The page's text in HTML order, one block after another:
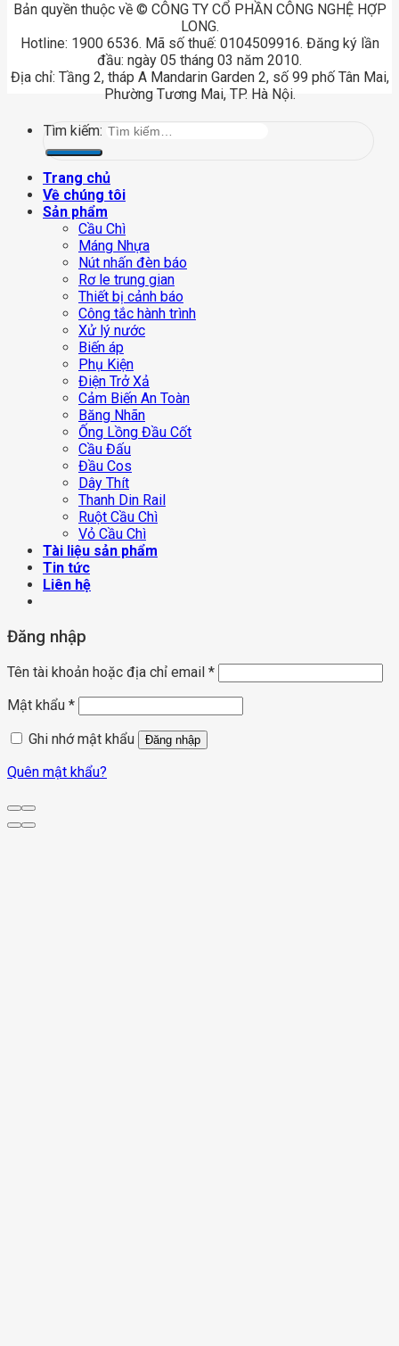
Bản quyền thuộc về © CÔNG TY CỔ PHẦN CÔNG NGHỆ HỢP
LONG.
Hotline: 1900 6536. Mã số thuế: 0104509916. Đăng ký lần
đầu: ngày 05 tháng 03 năm 2010.
Địa chỉ: Tầng 2, tháp A Mandarin Garden 2, số 99 phố Tân Mai,
Phường Tương Mai, TP. Hà Nội.
Tìm kiếm:
Trang chủ
Về chúng tôi
Sản phẩm
Cầu Chì
Máng Nhựa
Nút nhấn đèn báo
Rơ le trung gian
Thiết bị cảnh báo
Công tắc hành trình
Xử lý nước
Biến áp
Phụ Kiện
Điện Trở Xả
Cảm Biến An Toàn
Băng Nhãn
Ống Lồng Đầu Cốt
Cầu Đấu
Đầu Cos
Dây Thít
Thanh Din Rail
Ruột Cầu Chì
Vỏ Cầu Chì
Tài liệu sản phẩm
Tin tức
Liên hệ
Đăng nhập
Tên tài khoản hoặc địa chỉ email *
Mật khẩu *
Ghi nhớ mật khẩu
Đăng nhập
Quên mật khẩu?